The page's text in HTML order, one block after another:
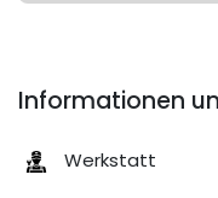
Informationen
Werkstatt